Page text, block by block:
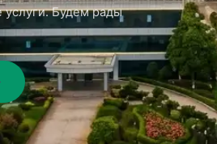
услуги. Будем рады